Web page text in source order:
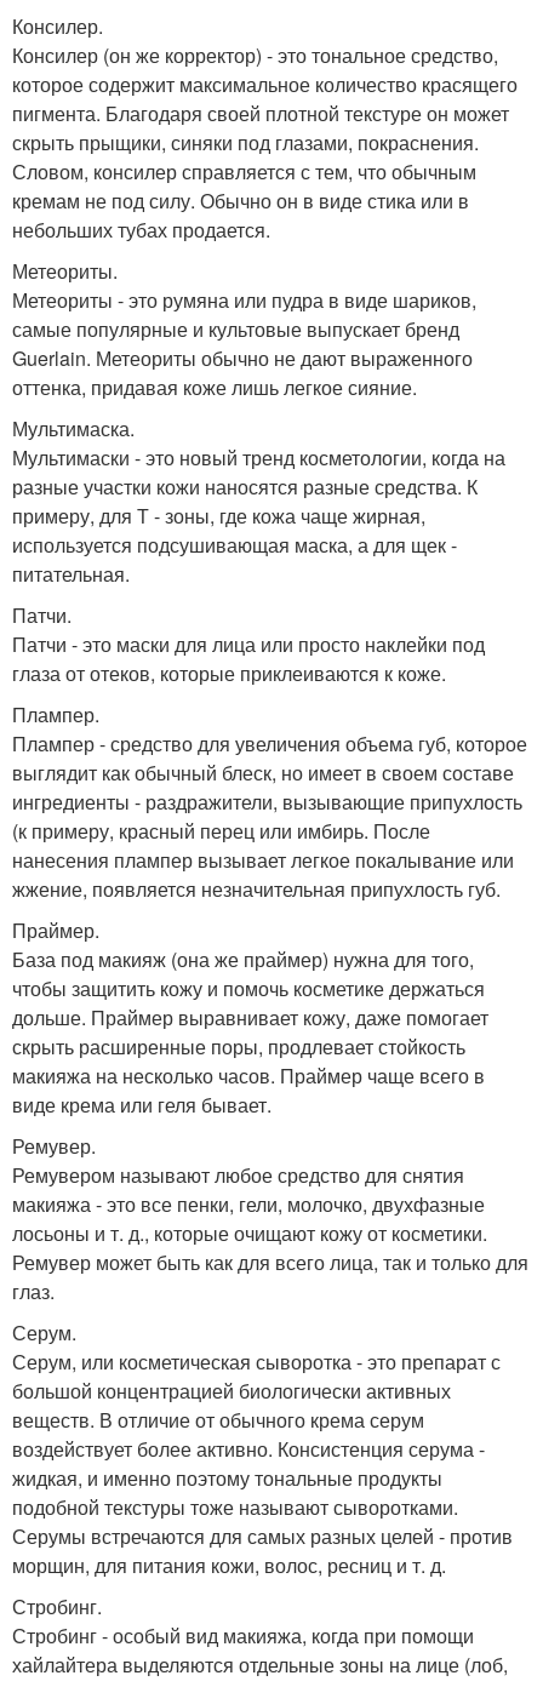
Консилер.
Консилер (он же корректор) - это тональное средство,
которое содержит максимальное количество красящего
пигмента. Благодаря своей плотной текстуре он может
скрыть прыщики, синяки под глазами, покраснения.
Словом, консилер справляется с тем, что обычным
кремам не под силу. Обычно он в виде стика или в
небольших тубах продается.
Метеориты.
Метеориты - это румяна или пудра в виде шариков,
самые популярные и культовые выпускает бренд
Guerlain. Метеориты обычно не дают выраженного
оттенка, придавая коже лишь легкое сияние.
Мультимаска.
Мультимаски - это новый тренд косметологии, когда на
разные участки кожи наносятся разные средства. К
примеру, для Т - зоны, где кожа чаще жирная,
используется подсушивающая маска, а для щек -
питательная.
Патчи.
Патчи - это маски для лица или просто наклейки под
глаза от отеков, которые приклеиваются к коже.
Плампер.
Плампер - средство для увеличения объема губ, которое
выглядит как обычный блеск, но имеет в своем составе
ингредиенты - раздражители, вызывающие припухлость
(к примеру, красный перец или имбирь. После
нанесения плампер вызывает легкое покалывание или
жжение, появляется незначительная припухлость губ.
Праймер.
База под макияж (она же праймер) нужна для того,
чтобы защитить кожу и помочь косметике держаться
дольше. Праймер выравнивает кожу, даже помогает
скрыть расширенные поры, продлевает стойкость
макияжа на несколько часов. Праймер чаще всего в
виде крема или геля бывает.
Ремувер.
Ремувером называют любое средство для снятия
макияжа - это все пенки, гели, молочко, двухфазные
лосьоны и т. д., которые очищают кожу от косметики.
Ремувер может быть как для всего лица, так и только для
глаз.
Серум.
Серум, или косметическая сыворотка - это препарат с
большой концентрацией биологически активных
веществ. В отличие от обычного крема серум
воздействует более активно. Консистенция серума -
жидкая, и именно поэтому тональные продукты
подобной текстуры тоже называют сыворотками.
Серумы встречаются для самых разных целей - против
морщин, для питания кожи, волос, ресниц и т. д.
Стробинг.
Стробинг - особый вид макияжа, когда при помощи
хайлайтера выделяются отдельные зоны на лице (лоб,